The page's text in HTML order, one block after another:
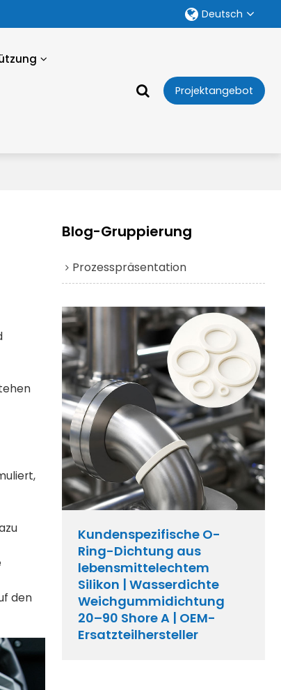
Deutsch
Projektangebot
den
Blog-Gruppierung
Prozesspräsentation
Kundenspezifische O-
Ring-Dichtung aus
lebensmittelechtem
Silikon | Wasserdichte
Weichgummidichtung
20–90 Shore A | OEM-
Ersatzteilhersteller